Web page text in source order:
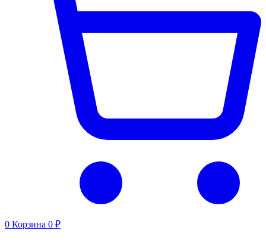
0 Корзина 0 ₽